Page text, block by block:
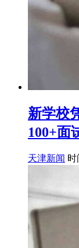
新学校
100+面
天津新闻 时